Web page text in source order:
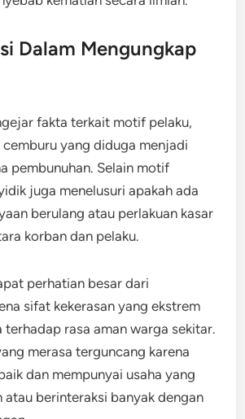
Dalam Mengungkap
fakta terkait motif pelaku,
yang diduga menjadi
pembunuhan. Selain motif
juga menelusuri apakah ada
berulang atau perlakuan kasar
korban dan pelaku.
perhatian besar dari
sifat kekerasan yang ekstrem
terhadap rasa aman warga sekitar.
merasa terguncang karena
dan mempunyai usaha yang
atau berinteraksi banyak dengan